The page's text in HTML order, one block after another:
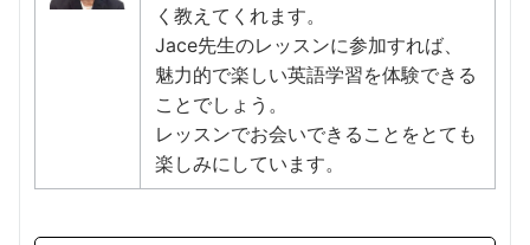
く教えてくれます。
Jace先生のレッスンに参加すれば、
魅力的で楽しい英語学習を体験できる
ことでしょう。
レッスンでお会いできることをとても
楽しみにしています。